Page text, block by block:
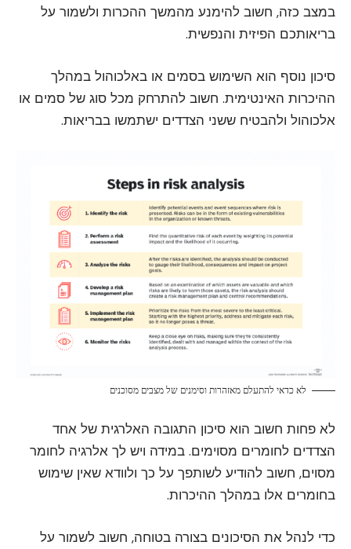
במצב כזה, חשוב להימנע מהמשך ההכרות ולשמור על
בריאותכם הפיזית והנפשית.
סיכון נוסף הוא השימוש בסמים או באלכוהול במהלך
ההיכרות האינטימית. חשוב להתרחק מכל סוג של סמים או
אלכוהול ולהבטיח ששני הצדדים ישתמשו בבריאות.
לא כדאי להתעלם מאזהרות וסימנים של מצבים מסוכנים
לא פחות חשוב הוא סיכון התגובה האלרגית של אחד
הצדדים לחומרים מסוימים. במידה ויש לך אלרגיה לחומר
מסוים, חשוב להודיע לשותפך על כך ולוודא שאין שימוש
בחומרים אלו במהלך ההיכרות.
כדי לנהל את הסיכונים בצורה בטוחה, חשוב לשמור על